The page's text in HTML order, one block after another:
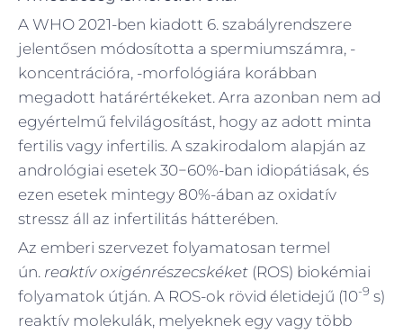
A WHO 2021-ben kiadott 6. szabályrendszere
jelentősen módosította a spermiumszámra, -
koncentrációra, -morfológiára korábban
megadott határértékeket. Arra azonban nem ad
egyértelmű felvilágosítást, hogy az adott minta
fertilis vagy infertilis. A szakirodalom alapján az
andrológiai esetek 30−60%-ban idiopátiásak, és
ezen esetek mintegy 80%-ában az oxidatív
stressz áll az infertilitás hátterében.
Az emberi szervezet folyamatosan termel
ún. reaktív oxigénrészecskéket (ROS) biokémiai
folyamatok útján. A ROS-ok rövid életidejű (10-9 s)
reaktív molekulák, melyeknek egy vagy több